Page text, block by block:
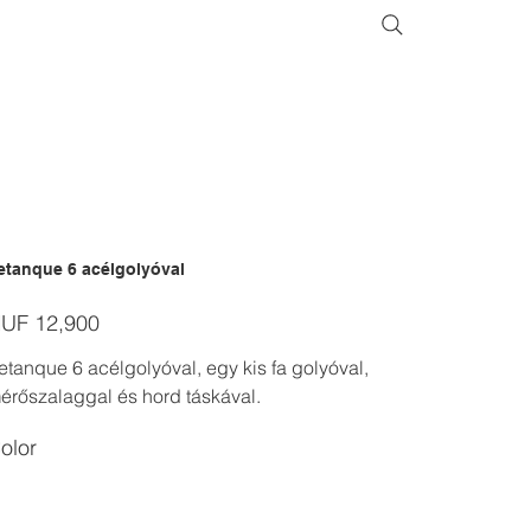
6 acélgolyóval
12,900
6 acélgolyóval, egy kis fa golyóval,
és hord táskával.